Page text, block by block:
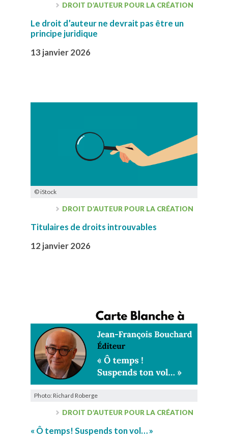
DROIT D’AUTEUR POUR LA CRÉATION
Le droit d’auteur ne devrait pas être un
principe juridique
13 janvier 2026
© iStock
DROIT D’AUTEUR POUR LA CRÉATION
Titulaires de droits introuvables
12 janvier 2026
Photo: Richard Roberge
DROIT D’AUTEUR POUR LA CRÉATION
« Ô temps! Suspends ton vol… »